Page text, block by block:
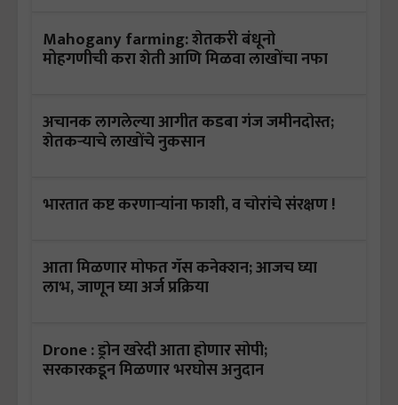
Mahogany farming: शेतकरी बंधूनो
मोहगणीची करा शेती आणि मिळवा लाखोंचा नफा
अचानक लागलेल्या आगीत कडबा गंज जमीनदोस्त;
शेतकऱ्याचे लाखोंचे नुकसान
भारतात कष्ट करणाऱ्यांना फाशी, व चोरांचे संरक्षण !
आता मिळणार मोफत गॅस कनेक्शन; आजच घ्या
लाभ, जाणून घ्या अर्ज प्रक्रिया
Drone : ड्रोन खरेदी आता होणार सोपी;
सरकारकडून मिळणार भरघोस अनुदान